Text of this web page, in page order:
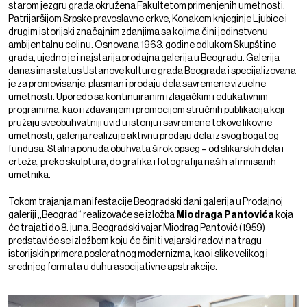
starom jezgru grada okružena Fakultetom primenjenih umetnosti,
Patrijaršijom Srpske pravoslavne crkve, Konakom knjeginje Ljubice i
drugim istorijski značajnim zdanjima sa kojima čini jedinstvenu
ambijentalnu celinu. Osnovana 1963. godine odlukom Skupštine
grada, ujedno je i najstarija prodajna galerija u Beogradu. Galerija
danas ima status Ustanove kulture grada Beograda i specijalizovana
je za promovisanje, plasman i prodaju dela savremene vizuelne
umetnosti. Uporedo sa kontinuiranim izlagačkim i edukativnim
programima, kao i izdavanjem i promocijom stručnih publikacija koji
pružaju sveobuhvatniji uvid u istoriju i savremene tokove likovne
umetnosti, galerija realizuje aktivnu prodaju dela iz svog bogatog
fundusa. Stalna ponuda obuhvata širok opseg – od slikarskih dela i
crteža, preko skulptura, do grafika i fotografija naših afirmisanih
umetnika.
Tokom trajanja manifestacije Beogradski dani galerija u Prodajnoj
galeriji ,,Beograd“ realizovaće se izložba Miodraga Pantovića koja
će trajati do 8. juna. Beogradski vajar Miodrag Pantović (1959)
predstaviće se izložbom koju će činiti vajarski radovi na tragu
istorijskih primera posleratnog modernizma, kao i slike velikog i
srednjeg formata u duhu asocijativne apstrakcije.